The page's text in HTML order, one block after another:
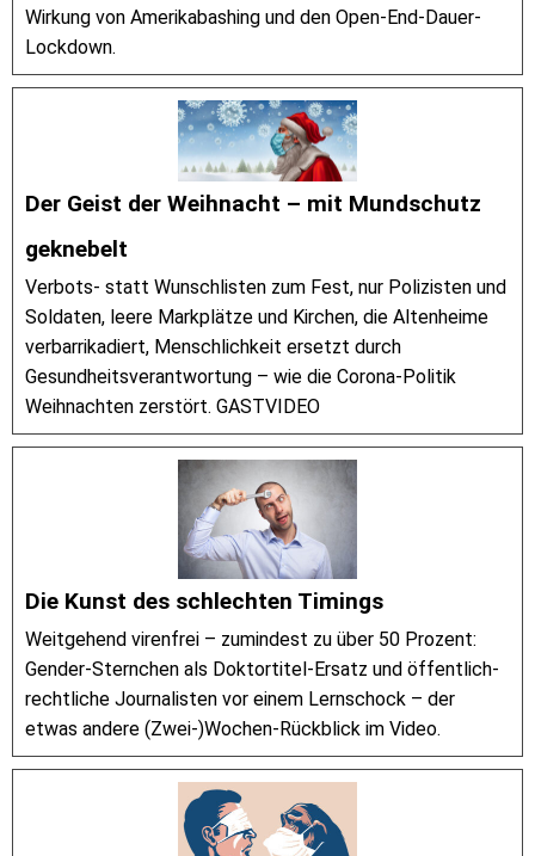
Wirkung von Amerikabashing und den Open-End-Dauer-
Lockdown.
Der Geist der Weihnacht – mit Mundschutz
geknebelt
Verbots- statt Wunschlisten zum Fest, nur Polizisten und
Soldaten, leere Markplätze und Kirchen, die Altenheime
verbarrikadiert, Menschlichkeit ersetzt durch
Gesundheitsverantwortung – wie die Corona-Politik
Weihnachten zerstört. GASTVIDEO
Die Kunst des schlechten Timings
Weitgehend virenfrei – zumindest zu über 50 Prozent:
Gender-Sternchen als Doktortitel-Ersatz und öffentlich-
rechtliche Journalisten vor einem Lernschock – der
etwas andere (Zwei-)Wochen-Rückblick im Video.